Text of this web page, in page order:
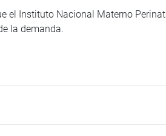
el Instituto Nacional Materno
la demanda.